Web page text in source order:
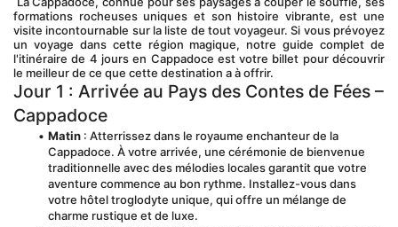
formations rocheuses uniques et son histoire vibrante, est une
visite incontournable sur la liste de tout voyageur. Si vous prévoyez
un voyage dans cette région magique, notre guide complet de
l'itinéraire de 4 jours en Cappadoce est votre billet pour découvrir
le meilleur de ce que cette destination a à offrir.
Jour 1 : Arrivée au Pays des Contes de Fées –
Cappadoce
Matin : Atterrissez dans le royaume enchanteur de la
Cappadoce. À votre arrivée, une cérémonie de bienvenue
traditionnelle avec des mélodies locales garantit que votre
aventure commence au bon rythme. Installez-vous dans
votre hôtel troglodyte unique, qui offre un mélange de
charme rustique et de luxe.